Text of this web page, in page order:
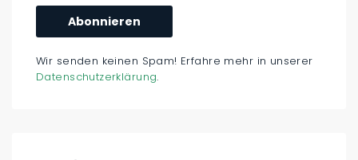
Wir senden keinen Spam! Erfahre mehr in unserer
Datenschutzerklärung.